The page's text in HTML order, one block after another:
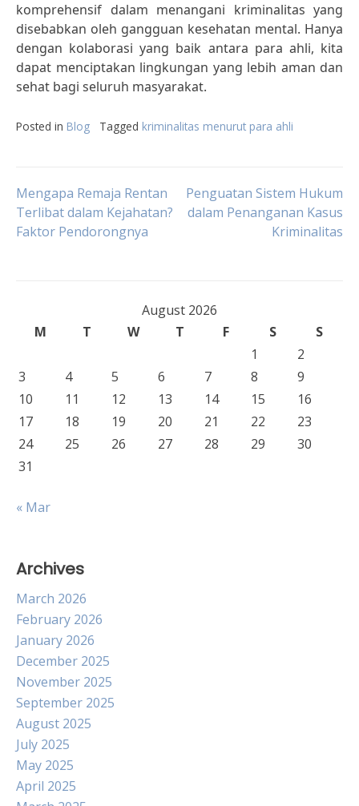
komprehensif dalam menangani kriminalitas yang
disebabkan oleh gangguan kesehatan mental. Hanya
dengan kolaborasi yang baik antara para ahli, kita
dapat menciptakan lingkungan yang lebih aman dan
sehat bagi seluruh masyarakat.
Posted in Blog Tagged kriminalitas menurut para ahli
Post
navigation
Mengapa Remaja Rentan
Terlibat dalam Kejahatan?
Faktor Pendorongnya
Penguatan Sistem Hukum
dalam Penanganan Kasus
Kriminalitas
August 2026
M
T W T F S
S
1
2
3
4 5 6 7 8
9
10
11 12 13 14 15
16
17
18 19 20 21 22
23
24
25 26 27 28 29
30
31
« Mar
Archives
March 2026
February 2026
January 2026
December 2025
November 2025
September 2025
August 2025
July 2025
May 2025
April 2025